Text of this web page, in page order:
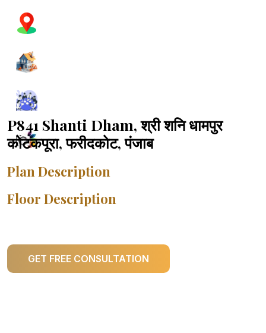
P841 Shanti Dham, श्री शनि धामपुर
कोटकपूरा, फरीदकोट, पंजाब
Plan Description
Floor Description
GET FREE CONSULTATION